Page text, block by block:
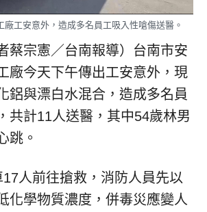
廠工安意外，造成多名員工吸入性嗆傷送醫。
蔡宗憲／台南報導）台南市安
廠今天下午傳出工安意外，現
鋁與漂白水混合，造成多名員
共計11人送醫，其中54歲林男
跳。
人前往搶救，消防人員先以
化學物質濃度，併毒災應變人